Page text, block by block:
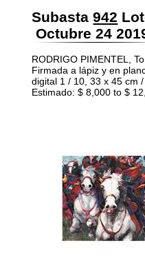
Subasta 942
Octubre 24
RODRIGO PIMENTEL,
Firmada a lápiz y en
digital 1 / 10, 33 x 45 cm
Estimado: $ 8,000 to $